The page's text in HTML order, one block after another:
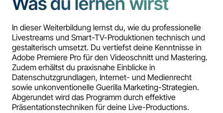
In dieser Weiterbildung lernst du, wie du professionelle
Livestreams und Smart-TV-Produktionen technisch und
gestalterisch umsetzt. Du vertiefst deine Kenntnisse in
Adobe Premiere Pro für den Videoschnitt und Mastering.
Zudem erhältst du praxisnahe Einblicke in
Datenschutzgrundlagen, Internet- und Medienrecht
sowie unkonventionelle Guerilla Marketing-Strategien.
Abgerundet wird das Programm durch effektive
Präsentationstechniken für deine Live-Productions.